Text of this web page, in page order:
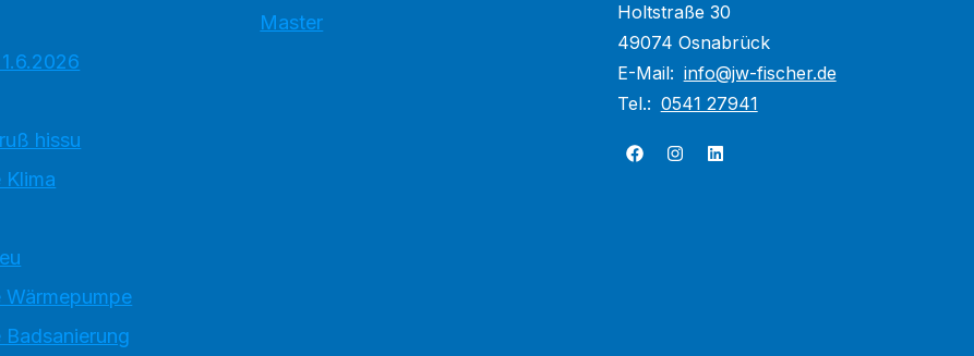
hissu
Klima
Master
Holtstraße 30
49074 Osnabrück
E-Mail: info@jw-fischer.de
Tel.: 0541 27941